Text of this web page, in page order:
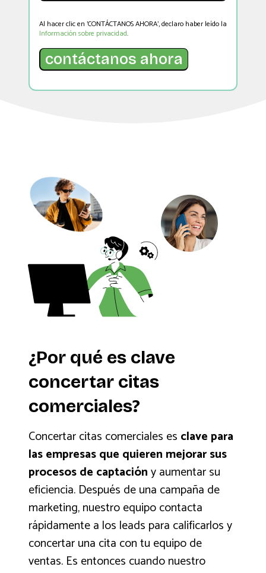
Al hacer clic en 'CONTÁCTANOS AHORA', declaro haber leído la
Información sobre privacidad.
¿Por qué es clave
concertar citas
comerciales?
Concertar citas comerciales es clave para
las empresas que quieren mejorar sus
procesos de captacióny aumentar su
eficiencia. Después de una campaña de
marketing, nuestro equipo contacta
rápidamente a los leads para calificarlos y
concertar una cita con tu equipo de
ventas. Es entonces cuando nuestro